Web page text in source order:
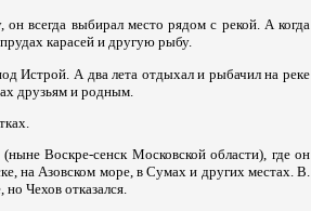
всегда выбирал место рядом с рекой. А когда
карасей и другую рыбу.
Истрой. А два лета отдыхал и рыбачил на реке
друзьям и родным.
Воскре-сенск Московской области), где он
на Азовском море, в Сумах и других местах. В.
Чехов отказался.